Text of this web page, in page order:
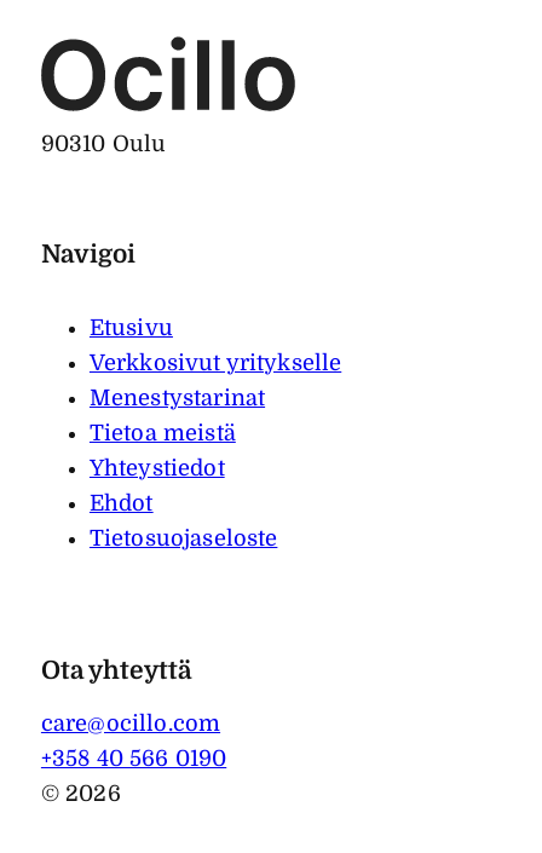
90310 Oulu
Navigoi
Etusivu
Verkkosivut yritykselle
Menestystarinat
Tietoa meistä
Yhteystiedot
Ehdot
Tietosuojaseloste
Ota yhteyttä
care@ocillo.com
+358 40 566 0190
© 2026